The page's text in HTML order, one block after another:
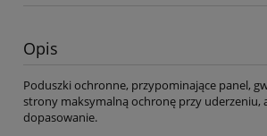
Opis
Poduszki ochronne, przypominające panel,
strony maksymalną ochronę przy uderzeniu,
dopasowanie.